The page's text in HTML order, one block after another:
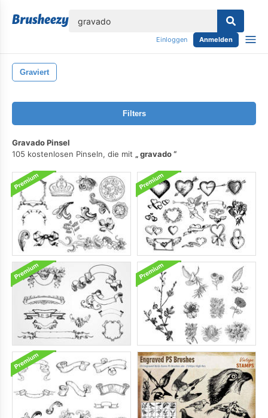
Einloggen Anmelden
Graviert
Filters
Gravado Pinsel
105 kostenlosen Pinseln, die mit
gravado